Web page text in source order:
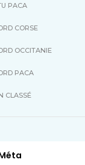
PACA
CORSE
OCCITANIE
PACA
CLASSÉ